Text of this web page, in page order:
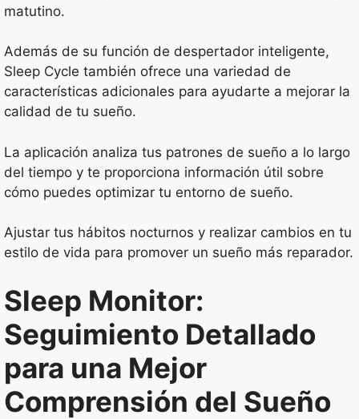
matutino.
Además de su función de despertador inteligente,
Sleep Cycle también ofrece una variedad de
características adicionales para ayudarte a mejorar la
calidad de tu sueño.
La aplicación analiza tus patrones de sueño a lo largo
del tiempo y te proporciona información útil sobre
cómo puedes optimizar tu entorno de sueño.
Ajustar tus hábitos nocturnos y realizar cambios en tu
estilo de vida para promover un sueño más reparador.
Sleep Monitor:
Seguimiento Detallado
para una Mejor
Comprensión del Sueño